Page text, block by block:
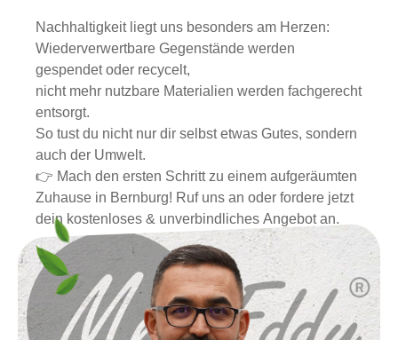
Nachhaltigkeit liegt uns besonders am Herzen:
Wiederverwertbare Gegenstände werden
gespendet oder recycelt,
nicht mehr nutzbare Materialien werden fachgerecht
entsorgt.
So tust du nicht nur dir selbst etwas Gutes, sondern
auch der Umwelt.
👉 Mach den ersten Schritt zu einem aufgeräumten
Zuhause in Bernburg! Ruf uns an oder fordere jetzt
dein kostenloses & unverbindliches Angebot an.